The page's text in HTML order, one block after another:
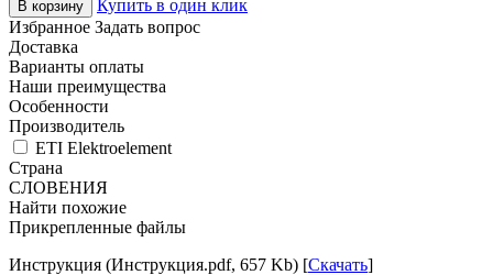
В корзину
Купить в один клик
Избранное Задать вопрос
Доставка
Варианты оплаты
Наши преимущества
Особенности
Производитель
ETI Elektroelement
Страна
СЛОВЕНИЯ
Найти похожие
Прикрепленные файлы
Инструкция (Инструкция.pdf, 657 Kb) [Скачать]